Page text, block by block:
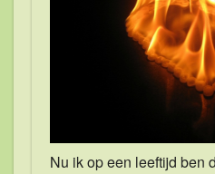
Nu ik op een leeftijd ben